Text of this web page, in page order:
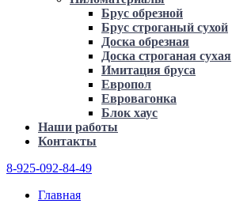
Брус обрезной
Брус строганый сухой
Доска обрезная
Доска строганая сухая
Имитация бруса
Европол
Евровагонка
Блок хаус
Наши работы
Контакты
8-925-092-84-49
Главная